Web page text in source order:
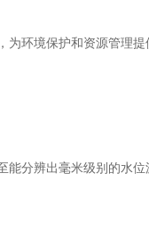
环境保护和资源管理提
分辨出毫米级别的水